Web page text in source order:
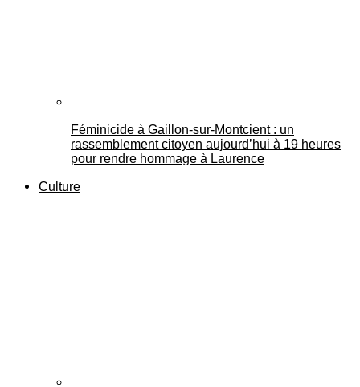
Féminicide à Gaillon‑sur‑Montcient : un
rassemblement citoyen aujourd’hui à 19 heures
pour rendre hommage à Laurence
Culture